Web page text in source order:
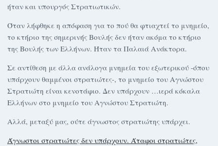
ήταν και υπουργός Στρατιωτικών.
Όταν λήφθηκε η απόφαση για το πού θα φτιαχτεί το μνημείο,
το κτήριο της σημερινής Βουλής δεν ήταν ακόμα το κτήριο
της Βουλής των Ελλήνων. Ήταν τα Παλαιά Ανάκτορα.
Σε αντίθεση με άλλα ανάλογα μνημεία του εξωτερικού -όπου
υπάρχουν θαμμένοι στρατιώτες-, το μνημείο του Αγνώστου
Στρατιώτη είναι κενοτάφιο. Δεν υπάρχουν …ιερά κόκαλα
Ελλήνων στο μνημείο του Αγνώστου Στρατιώτη.
Αλλά, μεταξύ μας, ούτε άγνωστος στρατιώτης υπάρχει.
Άγνωστοι στρατιώτες δεν υπάρχουν. Άταφοι στρατιώτες,